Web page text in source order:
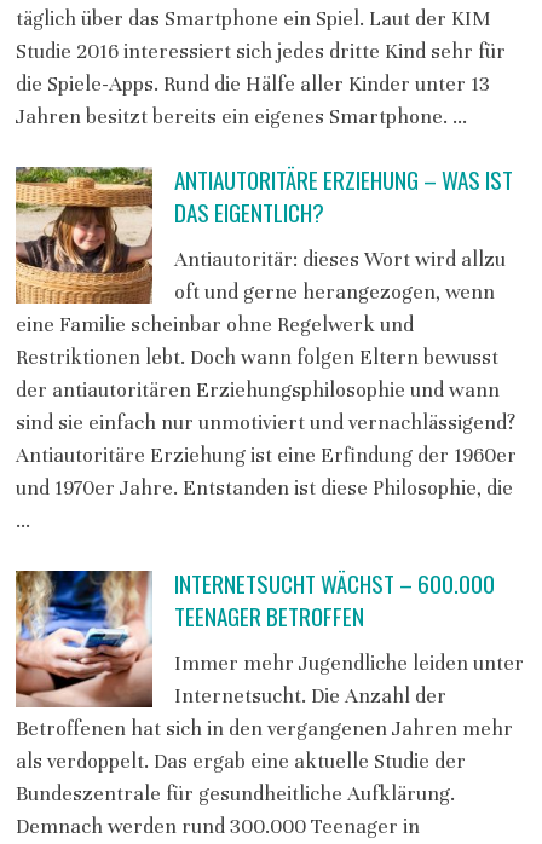
täglich über das Smartphone ein Spiel. Laut der KIM
Studie 2016 interessiert sich jedes dritte Kind sehr für
die Spiele-Apps. Rund die Hälfe aller Kinder unter 13
Jahren besitzt bereits ein eigenes Smartphone. …
ANTIAUTORITÄRE ERZIEHUNG – WAS IST
DAS EIGENTLICH?
Antiautoritär: dieses Wort wird allzu
oft und gerne herangezogen, wenn
eine Familie scheinbar ohne Regelwerk und
Restriktionen lebt. Doch wann folgen Eltern bewusst
der antiautoritären Erziehungsphilosophie und wann
sind sie einfach nur unmotiviert und vernachlässigend?
Antiautoritäre Erziehung ist eine Erfindung der 1960er
und 1970er Jahre. Entstanden ist diese Philosophie, die
…
INTERNETSUCHT WÄCHST – 600.000
TEENAGER BETROFFEN
Immer mehr Jugendliche leiden unter
Internetsucht. Die Anzahl der
Betroffenen hat sich in den vergangenen Jahren mehr
als verdoppelt. Das ergab eine aktuelle Studie der
Bundeszentrale für gesundheitliche Aufklärung.
Demnach werden rund 300.000 Teenager in